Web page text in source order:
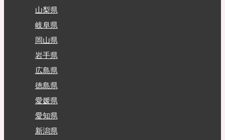
山梨県
岐阜県
岡山県
岩手県
広島県
徳島県
愛媛県
愛知県
新潟県